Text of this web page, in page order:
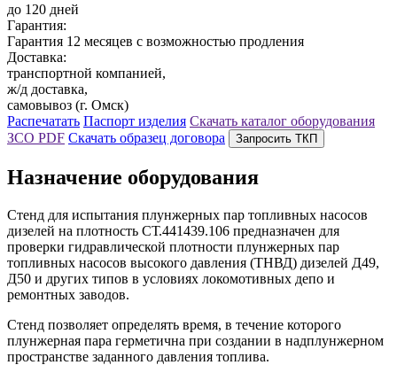
до 120 дней
Гарантия:
Гарантия 12 месяцев с возможностью продления
Доставка:
транспортной компанией,
ж/д доставка,
самовывоз (г. Омск)
Распечатать Паспорт изделия Скачать каталог оборудования
ЗСО PDF Скачать образец договора Запросить ТКП
Назначение оборудования
Стенд для испытания плунжерных пар топливных насосов
дизелей на плотность СТ.441439.106 предназначен для
проверки гидравлической плотности плунжерных пар
топливных насосов высокого давления (ТНВД) дизелей Д49,
Д50 и других типов в условиях локомотивных депо и
ремонтных заводов.
Стенд позволяет определять время, в течение которого
плунжерная пара герметична при создании в надплунжерном
пространстве заданного давления топлива.